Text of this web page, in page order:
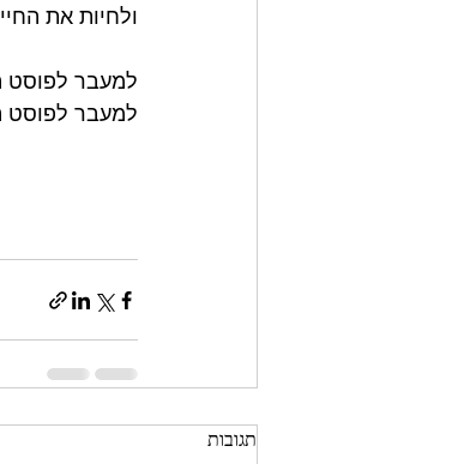
ולחיות את
למעבר לפוסט
למעבר לפוסט
תגובות